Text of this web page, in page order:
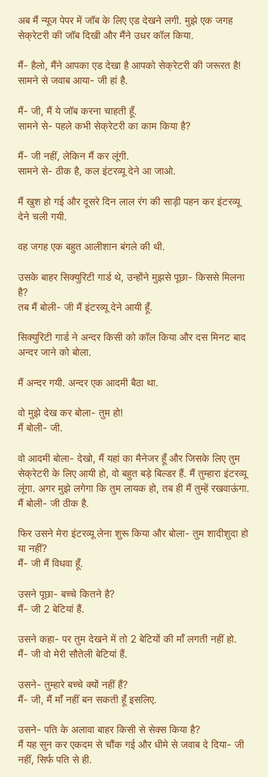
अब मैं न्यूज पेपर में जॉब के लिए एड देखने लगी. मुझे एक जगह
सेक्रेटरी की जॉब दिखी और मैंने उधर कॉल किया.
मैं- हैलो, मैंने आपका एड देखा है आपको सेक्रेटरी की जरूरत है!
सामने से जवाब आया- जी हां है.
मैं- जी, मैं ये जॉब करना चाहती हूँ.
सामने से- पहले कभी सेक्रेटरी का काम किया है?
मैं- जी नहीं, लेकिन मैं कर लूंगी.
सामने से- ठीक है, कल इंटरव्यू देने आ जाओ.
मैं खुश हो गई और दूसरे दिन लाल रंग की साड़ी पहन कर इंटरव्यू
देने चली गयी.
वह जगह एक बहुत आलीशान बंगले की थी.
उसके बाहर सिक्युरिटी गार्ड थे, उन्होंने मुझसे पूछा- किससे मिलना
है?
तब मैं बोली- जी मैं इंटरव्यू देने आयी हूँ.
सिक्युरिटी गार्ड ने अन्दर किसी को कॉल किया और दस मिनट बाद
अन्दर जाने को बोला.
मैं अन्दर गयी. अन्दर एक आदमी बैठा था.
वो मुझे देख कर बोला- तुम हो!
मैं बोली- जी.
वो आदमी बोला- देखो, मैं यहां का मैनेजर हूँ और जिसके लिए तुम
सेक्रेटरी के लिए आयी हो, वो बहुत बड़े बिल्डर हैं. मैं तुम्हारा इंटरव्यू
लूंगा. अगर मुझे लगेगा कि तुम लायक हो, तब ही मैं तुम्हें रखवाऊंगा.
मैं बोली- जी ठीक है.
फिर उसने मेरा इंटरव्यू लेना शुरू किया और बोला- तुम शादीशुदा हो
या नहीं?
मैं- जी मैं विधवा हूँ.
उसने पूछा- बच्चे कितने है?
मैं- जी 2 बेटियां हैं.
उसने कहा- पर तुम देखने में तो 2 बेटियों की माँ लगती नहीं हो.
मैं- जी वो मेरी सौतेली बेटियां हैं.
उसने- तुम्हारे बच्चे क्यों नहीं हैं?
मैं- जी, मैं माँ नहीं बन सकती हूँ इसलिए.
उसने- पति के अलावा बाहर किसी से सेक्स किया है?
मैं यह सुन कर एकदम से चौंक गई और धीमे से जवाब दे दिया- जी
नहीं, सिर्फ पति से ही.